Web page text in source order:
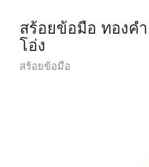
สร้อยข้อมือ ทองค
โอ่ง
สร้อยข้อมือ